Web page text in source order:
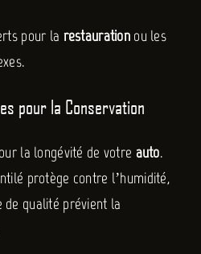
pour la restaurationou les
pour la Conservation
la longévité de votre auto.
protège contre l’humidité,
de qualité prévient la